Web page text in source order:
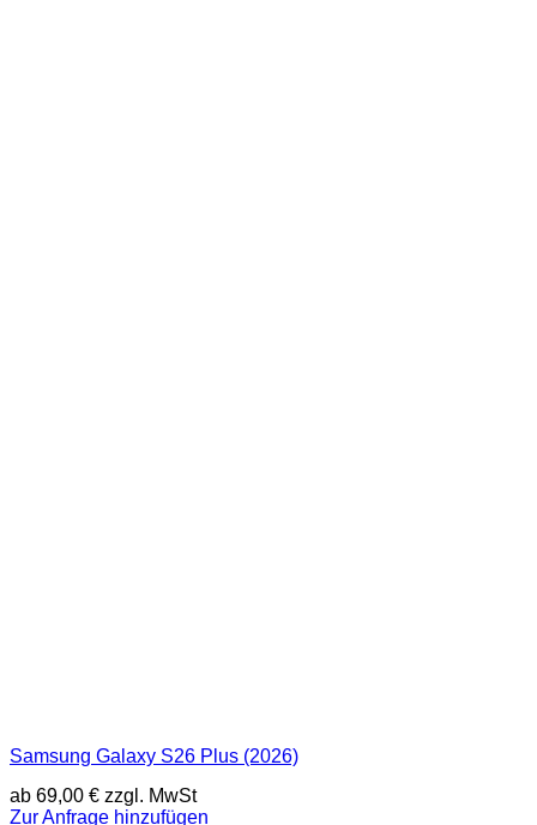
Samsung Galaxy S26 Plus (2026)
ab 69,00 € zzgl. MwSt
Zur Anfrage hinzufügen